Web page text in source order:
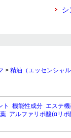
シ
> 精油（エッセンシャ
ト 機能性成分 エステ
アルファリポ酸(αリポ